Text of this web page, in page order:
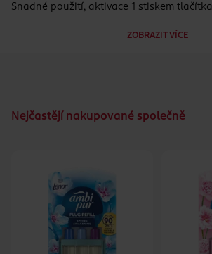
Snadné použití, aktivace 1 stiskem tlačítka
Nejsou třeba baterie ani elektřina
ZOBRAZIT VÍCE
Nejčastějí nakupované společně